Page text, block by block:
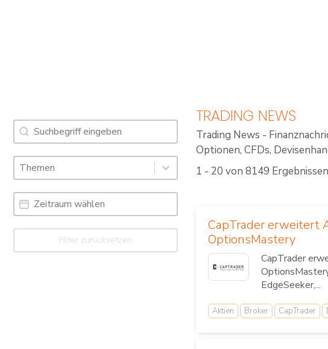
Suche
Search content
Schlagworte: Trading News & Webinare
Select content
Select content
Date Range
Date
Filter zurücksetzen
TRADING NEWS
Trading News -
Optionen, CFDs,
1 - 20 von 8149
CapTrader erweitert
OptionsMastery
CapTrader
EdgeSeeker,...
Aktien Broker CapTrader